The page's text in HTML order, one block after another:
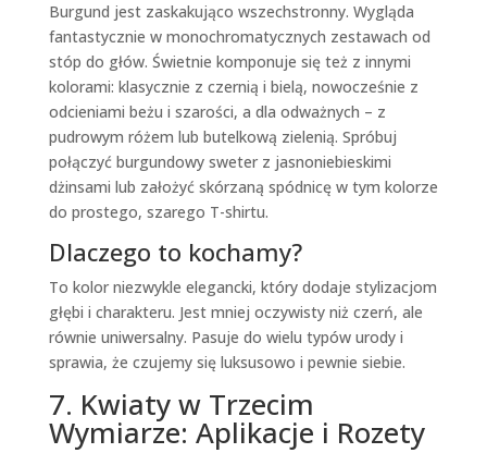
Burgund jest zaskakująco wszechstronny. Wygląda
fantastycznie w monochromatycznych zestawach od
stóp do głów. Świetnie komponuje się też z innymi
kolorami: klasycznie z czernią i bielą, nowocześnie z
odcieniami beżu i szarości, a dla odważnych – z
pudrowym różem lub butelkową zielenią. Spróbuj
połączyć burgundowy sweter z jasnoniebieskimi
dżinsami lub założyć skórzaną spódnicę w tym kolorze
do prostego, szarego T-shirtu.
Dlaczego to kochamy?
To kolor niezwykle elegancki, który dodaje stylizacjom
głębi i charakteru. Jest mniej oczywisty niż czerń, ale
równie uniwersalny. Pasuje do wielu typów urody i
sprawia, że czujemy się luksusowo i pewnie siebie.
7. Kwiaty w Trzecim
Wymiarze: Aplikacje i Rozety